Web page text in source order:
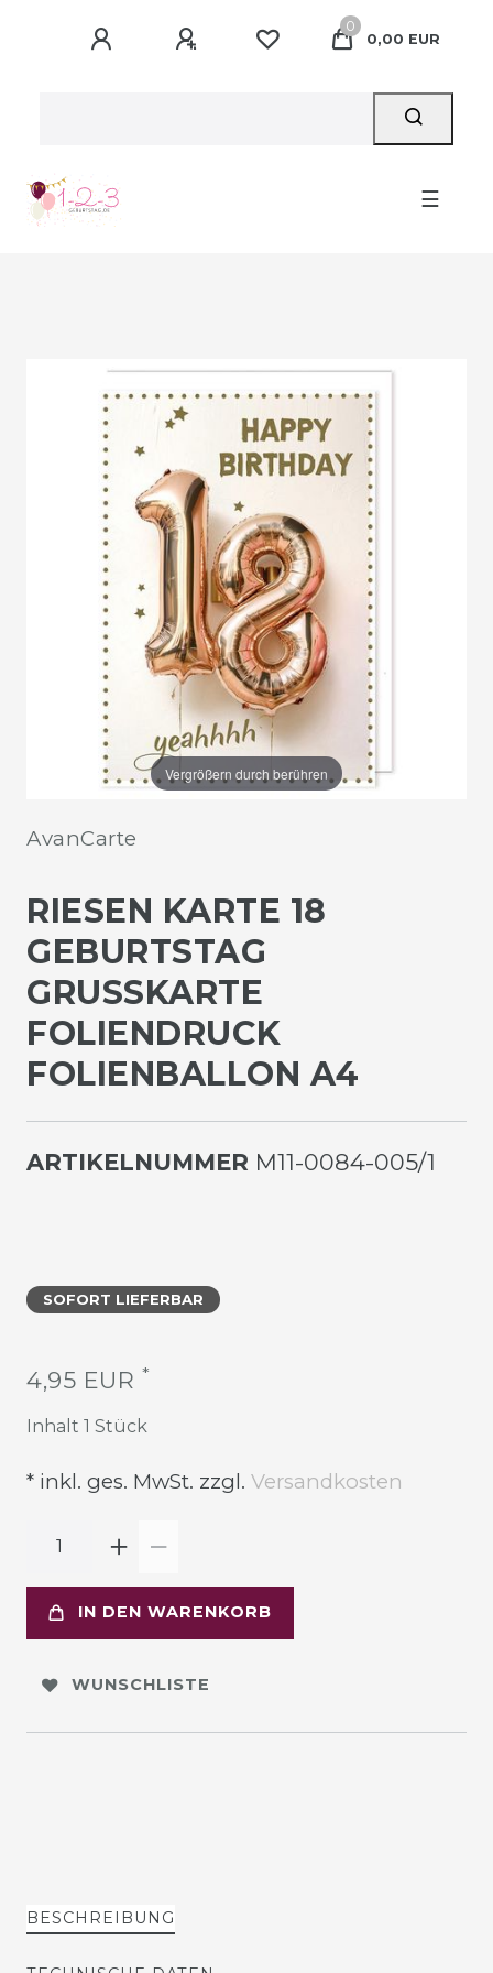
0
0,00 EUR
☰
Vergrößern durch berühren
AvanCarte
RIESEN KARTE 18
GEBURTSTAG
GRUSSKARTE F
OLIENDRUCK F
OLIENBALLON A4
ARTIKELNUMMER M11-0084-005/1
SOFORT LIEFERBAR
4,95 EUR *
Inhalt 1 Stück
* inkl. ges. MwSt. zzgl. Versandkosten
IN DEN WARENKORB
WUNSCHLISTE
BESCHREIBUNG